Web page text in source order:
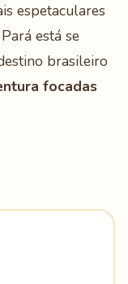
espetaculares
está se
brasileiro
focadas